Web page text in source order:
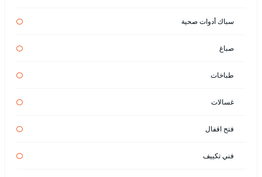
سباك أدوات صحية
صباغ
طباخات
غسالات
فتح اقفال
فني تكييف